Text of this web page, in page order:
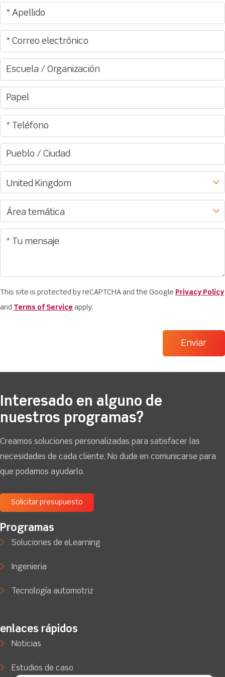
This site is protected by reCAPTCHA and the Google Privacy Policy
and Terms of Service apply.
Interesado en alguno de
nuestros programas?
Creamos soluciones personalizadas para satisfacer las
necesidades de cada cliente. No dude en comunicarse para
que podamos ayudarlo.
Solicitar presupuesto
Programas
Soluciones de eLearning
Ingenieria
Tecnología automotriz
enlaces rápidos
Noticias
Estudios de caso